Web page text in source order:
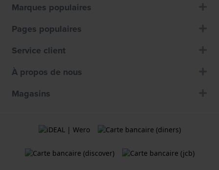
Marques populaires
Pages populaires
Service client
À propos de nous
Magasins